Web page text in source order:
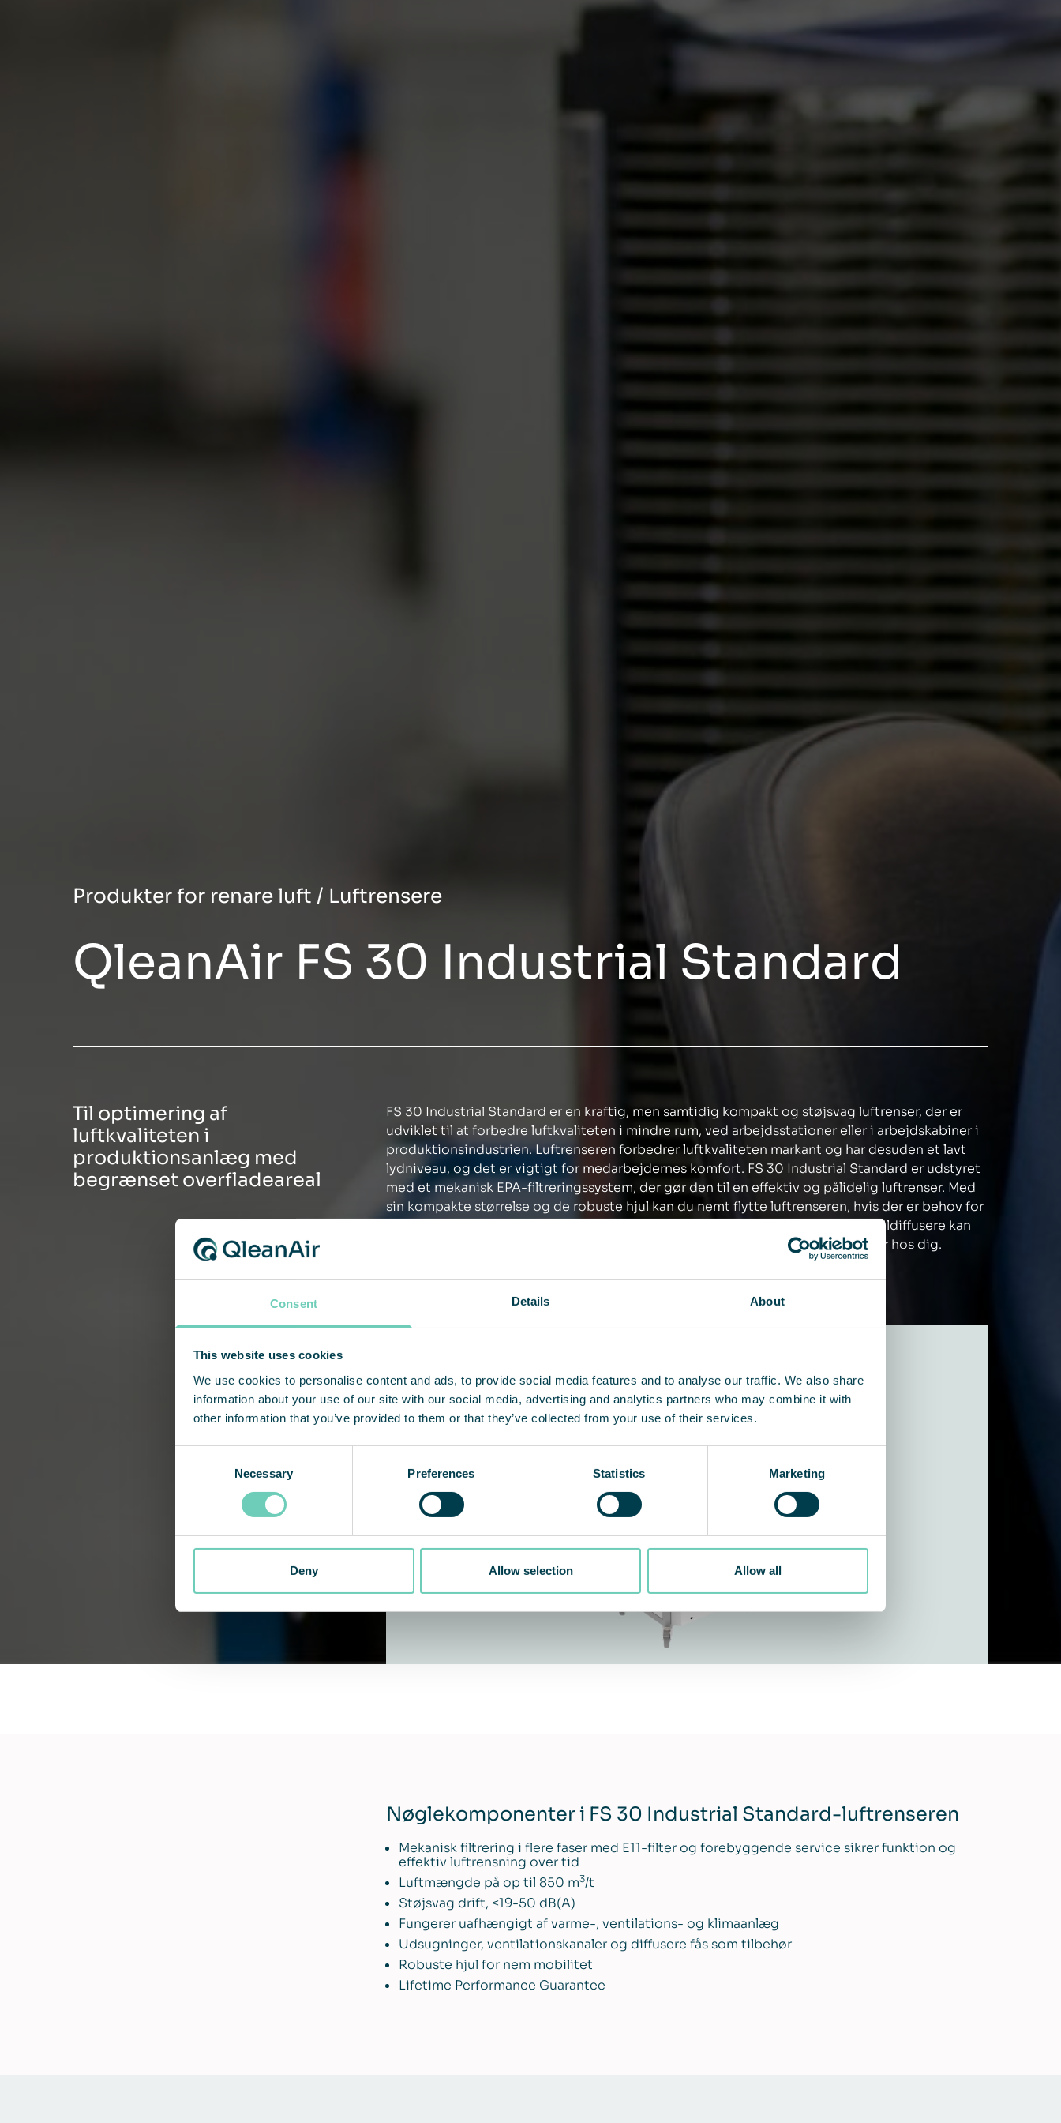
Consent Details About
This website uses cookies
We use cookies to personalise content and ads, to provide social media features and to analyse our traffic. We also share
information about your use of our site with our social media, advertising and analytics partners who may combine it with
other information that you’ve provided to them or that they’ve collected from your use of their services.
Necessary Preferences Statistics Marketing
Deny Allow selection Allow all
Produkter for renare luft / Luftrensere
QleanAir FS 30 Industrial Standard
Til optimering af
luftkvaliteten i
produktionsanlæg med
begrænset overfladeareal
FS 30 Industrial Standard er en kraftig, men samtidig kompakt og støjsvag luftrenser, der er
udviklet til at forbedre luftkvaliteten i mindre rum, ved arbejdsstationer eller i arbejdskabiner i
produktionsindustrien. Luftrenseren forbedrer luftkvaliteten markant og har desuden et lavt
lydniveau, og det er vigtigt for medarbejdernes komfort. FS 30 Industrial Standard er udstyret
med et mekanisk EPA-filtreringssystem, der gør den til en effektiv og pålidelig luftrenser. Med
sin kompakte størrelse og de robuste hjul kan du nemt flytte luftrenseren, hvis der er behov for
det. Med tilbehør som luftfordelingsrør, ventilationskanaler, bøjninger og tekstildiffusere kan
du skræddersy en løsning, der passer netop til de udfordringer og behov, der er hos dig.
Nøglekomponenter i FS 30 Industrial Standard-luftrenseren
Mekanisk filtrering i flere faser med E11-filter og forebyggende service sikrer funktion og
effektiv luftrensning over tid
Luftmængde på op til 850 m3/t
Støjsvag drift, <19-50 dB(A)
Fungerer uafhængigt af varme-, ventilations- og klimaanlæg
Udsugninger, ventilationskanaler og diffusere fås som tilbehør
Robuste hjul for nem mobilitet
Lifetime Performance Guarantee